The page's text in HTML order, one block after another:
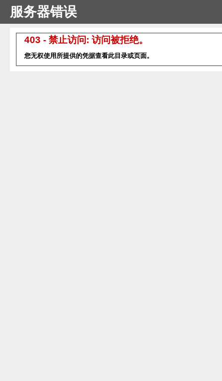
服务器错误
403 - 禁止访问: 访问被拒绝。
您无权使用所提供的凭据查看此目录或页面。